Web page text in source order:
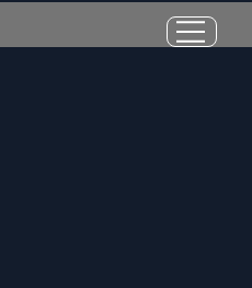
il Quoziente di